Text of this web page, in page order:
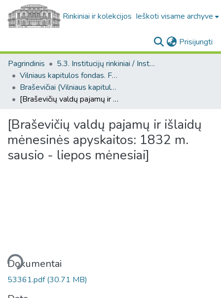
Rinkiniai ir kolekcijos Ieškoti visame archyve
Prisijungti
Pagrindinis
5.3. Institucijų rinkiniai / Institutional collections
Vilniaus kapitulos fondas. F43
Braševičiai (Vilniaus kapitulos fondas. F43. Bažnytinės valdos)
[Braševičių valdų pajamų ir išlaidų mėnesinės apyskaitos: 1832 m. sausio - liepos mėnesiai]
[Braševičių valdų pajamų ir išlaidų
mėnesinės apyskaitos: 1832 m.
sausio - liepos mėnesiai]
Dokumentai
53361.pdf(30.71 MB)